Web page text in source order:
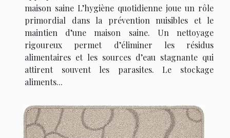
maison saine L’hygiène quotidienne joue un rôle
primordial dans la prévention nuisibles et le
maintien d’une maison saine. Un nettoyage
rigoureux permet d’éliminer les résidus
alimentaires et les sources d’eau stagnante qui
attirent souvent les parasites. Le stockage
aliments...